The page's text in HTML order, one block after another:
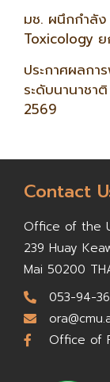
มช. ผนึกกำลั
Toxicology
ประกาศผลกา
ระดับนานาชา
2569
Contact
Office of the
239 Huay
Mai 50200
053-94-
Office of